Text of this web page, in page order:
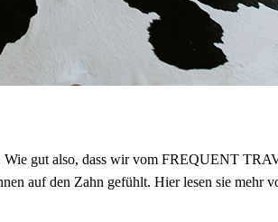
gut also, dass wir vom FREQUENT
auf den Zahn gefühlt. Hier lesen sie mehr